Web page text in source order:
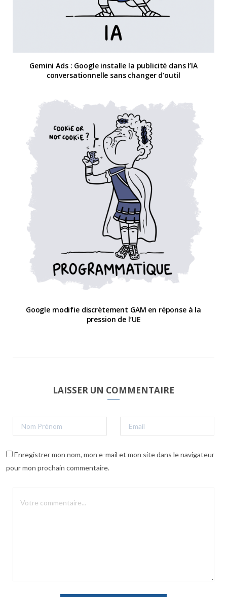
Gemini Ads : Google installe la publicité dans l’IA
conversationnelle sans changer d’outil
Google modifie discrètement GAM en réponse à la
pression de l’UE
LAISSER UN COMMENTAIRE
Enregistrer mon nom, mon e-mail et mon site dans le navigateur
pour mon prochain commentaire.